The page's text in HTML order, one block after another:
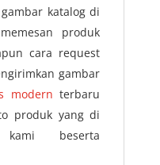
katalog di
produk
cara request
gambar
modern terbaru
produk yang di
beserta